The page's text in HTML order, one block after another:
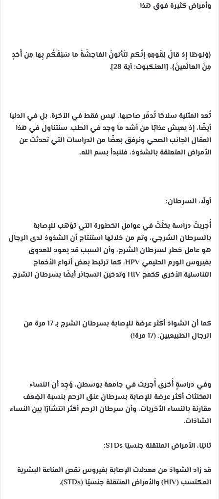
وأمراض كثيرة فوق هذا
{وَلوطًا إِذ قالَ لِقَومِهِ إنّكم لتَأتونَ الفاحِشَةَ ما سَبَقَكُم بِها مِن أَحَدٍ
مِنَ العالَمينَ}، [العنكبوت: آية 28].
تُعد المثلية سلاحًا تُدمِّر صاحبها، ليس فقط في الآخرة، بل في الدنيا
أيضًا، إذ يعيش عذابًا من أشد ما وجد في الطب. سنتناول في هذا
المقال الجانب الصحي ونرفق بعضًا من الدراسات التي تحدثت عن
الأمراض المتعلقة بالشذوذ، فلنبدأ بسم الله..
أولًا، السرطان:
أُجريتْ دراسة بحَثَتْ في عوامل الخطورة التي تؤهب للإصابة
بالسرطان الشرجي، وتم من خلالها استنتاج أن الشذوذ لدى الرجال
هو عامل خطر لسرطان الشرج، وأن السبب قد يعود للعدوى
بفيروس الورم الحليمي HPV، كما ترتبط بعض أنواع الأخماج
التناسلية الأخرى كخمج HIV وتدخين السجائر أيضًا بسرطان الشرج.
كما أن الشواذ أكثر عرضة للإصابة بسرطان الشرج بـ 17 مرة من
الرجال الطبيعيين. (17 مرة!)
وفي دراسةٍ أُخرى أُجريت في جامعة بوسطن، وُجِد أن النساء
المخنثات أكثر عرضة للإصابة بسرطان عنق الرحم بنسبة الضِعف
مقارنة بالنساء الأخريات، وأن سرطان الرحم أكثر انتشارًا بين النساء
الشاذات.
ثانيًا، الأمراض المنتقلة جنسيًا STDs:
قد زاد الشواذ من معدلات الإصابة بفيروس نقص المناعة البشرية
المكتسب (HIV) والأمراض المنتقلة جنسيًا (STDs).